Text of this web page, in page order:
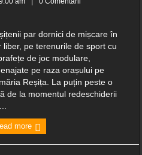
par dornici de mișcare în
liber, pe terenurile de sport cu
de joc modulare,
pe raza orașului pe
Reșița. La puțin peste o
de la momentul redeschiderii
more